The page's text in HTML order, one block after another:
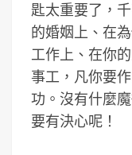
匙太重要了，
的婚姻上、在
工作上、在你
事工，凡你要
功。沒有什麼
要有決心呢！